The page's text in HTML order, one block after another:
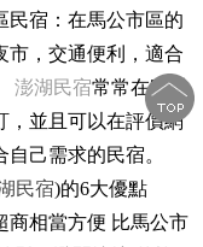
民宿：在馬公市區的
市，交通便利，適合
澎湖民宿常常在旺季
，並且可以在評價網
己需求的民宿。
民宿)的6大優點
商相當方便 比馬公市